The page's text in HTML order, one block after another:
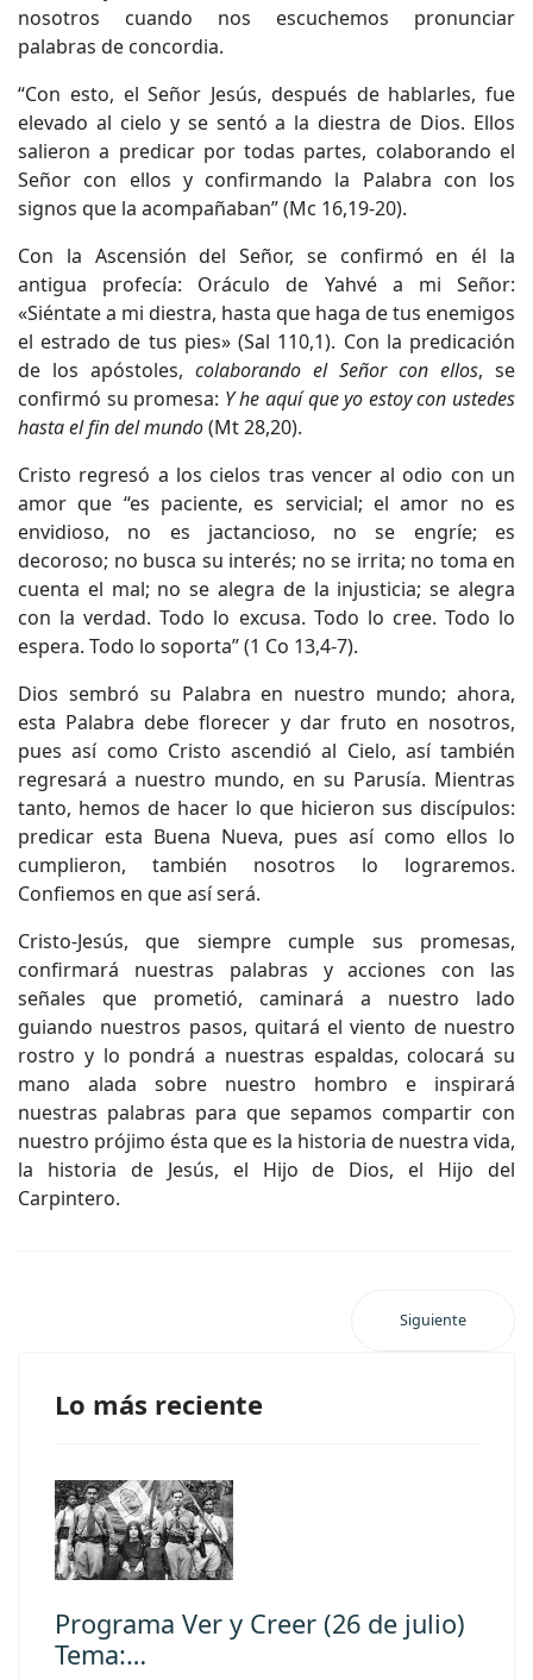
nosotros cuando nos escuchemos pronunciar
palabras de concordia.
“Con esto, el Señor Jesús, después de hablarles, fue
elevado al cielo y se sentó a la diestra de Dios. Ellos
salieron a predicar por todas partes, colaborando el
Señor con ellos y confirmando la Palabra con los
signos que la acompañaban” (Mc 16,19-20).
Con la Ascensión del Señor, se confirmó en él la
antigua profecía: Oráculo de Yahvé a mi Señor:
«Siéntate a mi diestra, hasta que haga de tus enemigos
el estrado de tus pies» (Sal 110,1). Con la predicación
de los apóstoles, colaborando el Señor con ellos, se
confirmó su promesa: Y he aquí que yo estoy con ustedes
hasta el fin del mundo(Mt 28,20).
Cristo regresó a los cielos tras vencer al odio con un
amor que “es paciente, es servicial; el amor no es
envidioso, no es jactancioso, no se engríe; es
decoroso; no busca su interés; no se irrita; no toma en
cuenta el mal; no se alegra de la injusticia; se alegra
con la verdad. Todo lo excusa. Todo lo cree. Todo lo
espera. Todo lo soporta” (1 Co 13,4-7).
Dios sembró su Palabra en nuestro mundo; ahora,
esta Palabra debe florecer y dar fruto en nosotros,
pues así como Cristo ascendió al Cielo, así también
regresará a nuestro mundo, en su Parusía. Mientras
tanto, hemos de hacer lo que hicieron sus discípulos:
predicar esta Buena Nueva, pues así como ellos lo
cumplieron, también nosotros lo lograremos.
Confiemos en que así será.
Cristo-Jesús, que siempre cumple sus promesas,
confirmará nuestras palabras y acciones con las
señales que prometió, caminará a nuestro lado
guiando nuestros pasos, quitará el viento de nuestro
rostro y lo pondrá a nuestras espaldas, colocará su
mano alada sobre nuestro hombro e inspirará
nuestras palabras para que sepamos compartir con
nuestro prójimo ésta que es la historia de nuestra vida,
la historia de Jesús, el Hijo de Dios, el Hijo del
Carpintero.
Siguiente
Lo más reciente
Programa Ver y Creer (26 de julio)
Tema:…